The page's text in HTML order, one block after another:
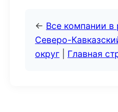
← Все компании в
Северо-
округ
Главная